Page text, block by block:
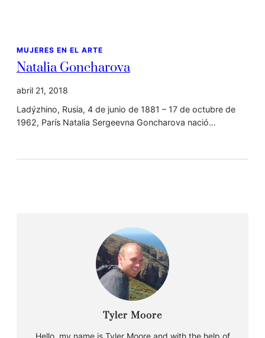
MUJERES EN EL ARTE
Natalia Goncharova
abril 21, 2018
Ladýzhino, Rusia, 4 de junio de 1881 – 17 de octubre de
1962, París Natalia Sergeevna Goncharova nació…
Tyler Moore